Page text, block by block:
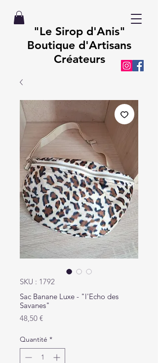
"Le Sirop d'Anis"
Boutique d'Artisans
Créateurs
SKU : 1792
Sac Banane Luxe - "l'Echo des
Savanes"
48,50 €Prix
Quantité *